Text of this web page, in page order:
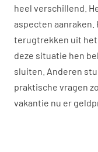
heel verschillend.
aspecten aanraken.
terugtrekken uit
deze situatie hen
sluiten. Anderen
praktische vragen
vakantie nu er